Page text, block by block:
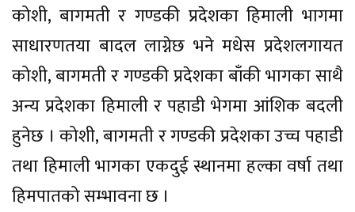
कोशी, बागमती र गण्डकी प्रदेशका हिमाली भागमा
साधारणतया बादल लाग्नेछ भने मधेस प्रदेशलगायत
कोशी, बागमती र गण्डकी प्रदेशका बाँकी भागका साथै
अन्य प्रदेशका हिमाली र पहाडी भेगमा आंशिक बदली
हुनेछ । कोशी, बागमती र गण्डकी प्रदेशका उच्च पहाडी
तथा हिमाली भागका एकदुई स्थानमा हल्का वर्षा तथा
हिमपातको सम्भावना छ ।